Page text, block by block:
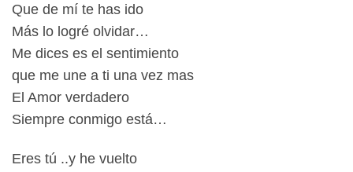
Que de mí te has ido
Más lo logré olvidar…
Me dices es el sentimiento
que me une a ti una vez mas
El Amor verdadero
Siempre conmigo está…
Eres tú ..y he vuelto